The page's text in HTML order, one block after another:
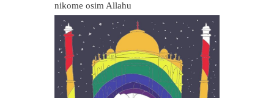
nikome osim Allahu